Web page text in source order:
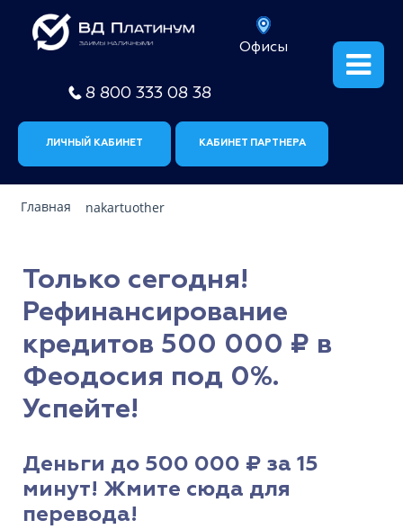
Офисы
8 800 333 08 38
ЛИЧНЫЙ КАБИНЕТ КАБИНЕТ ПАРТНЕРА
Главная nakartuother
Только сегодня!
Рефинансирование
кредитов 500 000 ₽ в
Феодосия под 0%.
Успейте!
Деньги до 500 000 ₽ за 15
минут! Жмите сюда для
перевода!